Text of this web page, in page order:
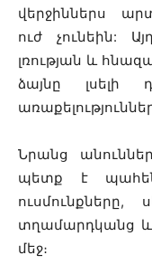
վերջիններս
ուժ չունեին:
լռության և
ձայնը լսելի
Նրանց
պետք է
տղամարդկանց և
մեջ։